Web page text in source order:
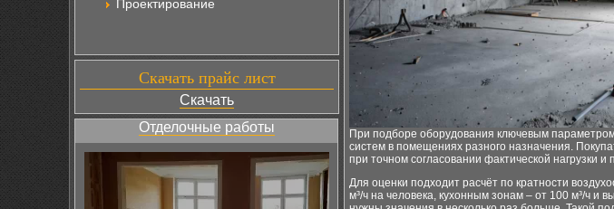
Проектирование
Скачать прайс лист
Скачать
Отделочные работы
При подборе оборудования ключевым
систем в помещениях разного назначения.
при точном согласовании фактической нагрузки и
Для оценки подходит расчёт по кратности
м³/ч на человека, кухонным зонам – от 100 м³/ч и